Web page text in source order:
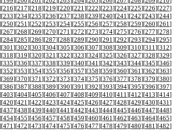
216][217][218][219][220][221][222][223][224][225][226][227]
233][234][235][236][237][238][239][240][241][242][243][244]
250][251][252][253][254][255][256][257][258][259][260][261]
267][268][269][270][271][272][273][274][275][276][277][278]
284][285][286][287][288][289][290][291][292][293][294][295]
301][302][303][304][305][306][307][308][309][310][311][312]
318][319][320][321][322][323][324][325][326][327][328][329]
335][336][337][338][339][340][341][342][343][344][345][346]
352][353][354][355][356][357][358][359][360][361][362][363]
369][370][371][372][373][374][375][376][377][378][379][380]
386][387][388][389][390][391][392][393][394][395][396][397]
403][404][405][406][407][408][409][410][411][412][413][414]
420][421][422][423][424][425][426][427][428][429][430][431]
437][438][439][440][441][442][443][444][445][446][447][448]
454][455][456][457][458][459][460][461][462][463][464][465]
471][472][473][474][475][476][477][478][479][480][481][482]